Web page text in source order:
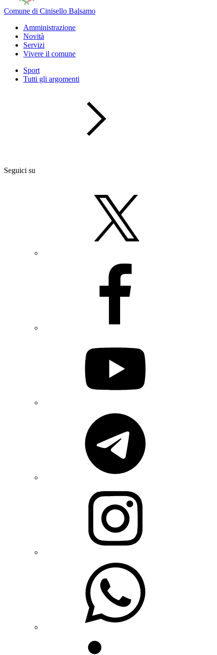
Comune di Cinisello Balsamo
Amministrazione
Novità
Servizi
Vivere il comune
Sport
Tutti gli argomenti
Seguici su